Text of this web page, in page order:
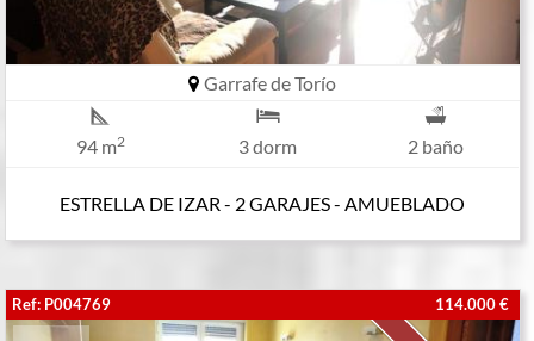
Garrafe de Torío
94 m2 3 dorm 2 baño
ESTRELLA DE IZAR - 2 GARAJES - AMUEBLADO
Ref: P004769 114.000 €